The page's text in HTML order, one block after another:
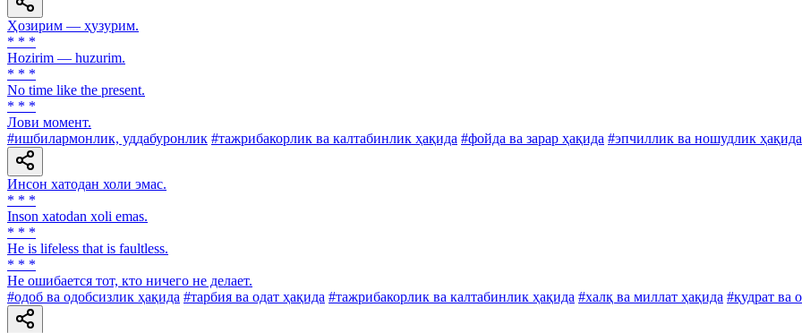
Ҳозирим — ҳузурим.
* * *
Hozirim — huzurim.
* * *
No time like the present.
* * *
Лови момент.
#ишбилармонлик, уддабуронлик #тажрибакорлик ва калтабинлик ҳақида #фойда ва зарар ҳақида #эпчиллик ва ношудлик ҳақида
Инсон хатодан холи эмас.
* * *
Inson xatodan xoli emas.
* * *
He is lifeless that is faultless.
* * *
He ошибается тот, кто ничего не делает.
#одоб ва одобсизлик ҳақида #тарбия ва одат ҳақида #тажрибакорлик ва калтабинлик ҳақида #халқ ва миллат ҳақида #қудрат ва